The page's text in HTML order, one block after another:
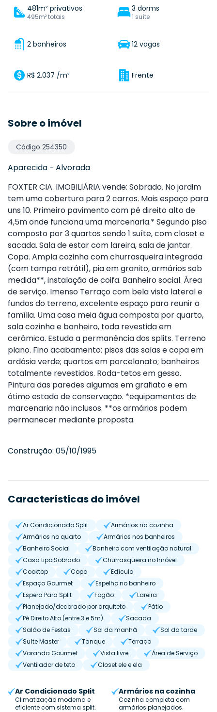
481m² privativos
495m² totais
3 dorms
1 suíte
2 banheiros 12 vagas
R$ 2.037 /m² Frente
Sobre o imóvel
Código 254350
Aparecida - Alvorada
FOXTER CIA. IMOBILIÁRIA vende: Sobrado. No jardim
tem uma cobertura para 2 carros. Mais espaço para
uns 10. Primeiro pavimento com pé direito alto de
4,5m onde funciona uma marcenaria.* Segundo piso
composto por 3 quartos sendo 1 suíte, com closet e
sacada. Sala de estar com lareira, sala de jantar.
Copa. Ampla cozinha com churrasqueira integrada
(com tampa retrátil), pia em granito, armários sob
medida**, instalação de coifa. Banheiro social. Área
de serviço. Imenso Terraço com bela vista lateral e
fundos do terreno, excelente espaço para reunir a
família. Uma casa meia água composta por quarto,
sala cozinha e banheiro, toda revestida em
cerâmica. Estuda a permanência dos splits. Terreno
plano. Fino acabamento: pisos das salas e copa em
ardósia verde; quartos em porcelanato; banheiros
totalmente revestidos. Roda-tetos em gesso.
Pintura das paredes algumas em grafiato e em
ótimo estado de conservação. *equipamentos de
marcenaria não inclusos. **os armários podem
permanecer mediante proposta.
Construção: 05/10/1995
Características do imóvel
Ar Condicionado Split
Armários na cozinha
Armários no quarto
Armários nos banheiros
Banheiro Social
Banheiro com ventilação natural
Casa tipo Sobrado
Churrasqueira no Imóvel
Cooktop
Copa
Edícula
Espaço Gourmet
Espelho no banheiro
Espera Para Split
Fogão
Lareira
Planejado/decorado por arquiteto
Pátio
Pé Direito Alto (entre 3 e 5m)
Sacada
Salão de Festas
Sol da manhã
Sol da tarde
Suíte Master
Tanque
Terraço
Varanda Gourmet
Vista livre
Área de Serviço
Ventilador de teto
Closet ele e ela
Ar Condicionado Split
Climatização moderna e
eficiente com sistema split.
Armários na cozinha
Cozinha completa com
armários planejados.